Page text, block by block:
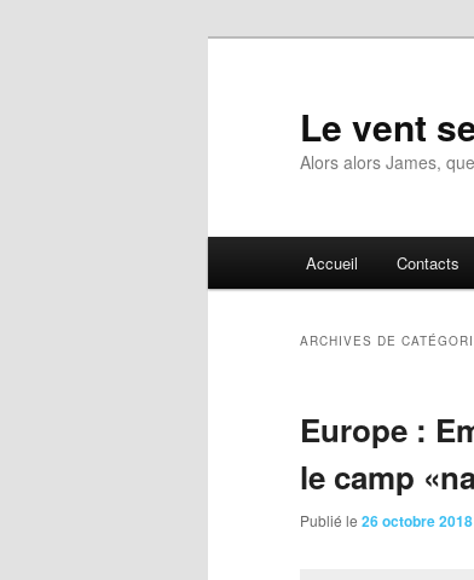
Le vent
Alors alors James,
Accueil Contacts
ARCHIVES DE
Europe :
le camp
Publié le 26 octobre 2018